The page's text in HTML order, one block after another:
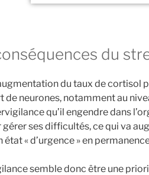
du
du taux de cortisol
neurones, notamment au
qu’il engendre dans
ses difficultés, ce qui va
« d’urgence » en
semble donc être une